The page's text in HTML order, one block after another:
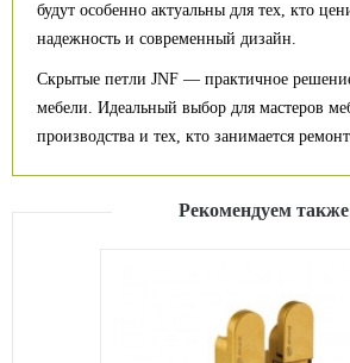
будут особенно актуальны для тех, кто
надежность и современный дизайн.
Скрытые петли JNF — практичное
мебели. Идеальный выбор для мастеров
производства и тех, кто занимается
Рекомендуем